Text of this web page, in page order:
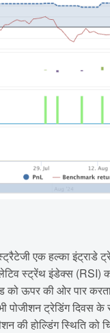
एक हल्का इंट्राडे
स्ट्रेंथ इंडेक्स
को ऊपर की ओर पार
पोजीशन ट्रेडिंग
होल्डिंग स्थिति को